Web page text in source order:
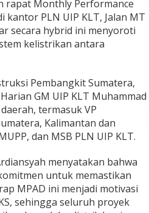
rapat Monthly Performance
kantor PLN UIP KLT, Jalan MT
secara hybrid ini menyoroti
kelistrikan antara
Pembangkit Sumatera,
GM UIP KLT Muhammad
termasuk VP
Kalimantan dan
dan MSB PLN UIP KLT.
menyatakan bahwa
untuk memastikan
MPAD ini menjadi motivasi
sehingga seluruh proyek